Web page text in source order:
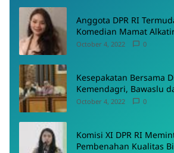
Anggota DPR RI
October 4, 2022 0
Kesepakatan Bersama
Kemendagri, Bawaslu
Menyepakati Rancangan
October 4, 2022 0
Komisi XI DPR RI
Pembenahan Kualitas